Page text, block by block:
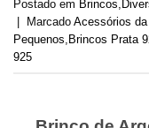
Postado em Brincos
| Marcado Acessórios
Pequenos Brincos Prata
925